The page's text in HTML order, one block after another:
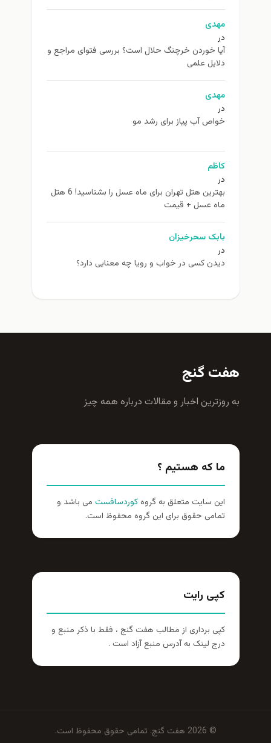
مهدی
در
آیا خوردن خرچنگ حلال است؟ بررسی فتوای مراجع و
دلایل علمی
مهدی
در
خواص آب پیاز برای رشد مو
کاظم
در
بهترین هتل تهران برای ماه عسل را بشناسید! 6 هتل
ماه عسل + قیمت
بابک سحرخیزان
در
دیدن کسی در خواب و رویا چه معنایی دارد؟
هفت گنج
به روزترين اخبار و مقالات درباره همه چيز
ما که هستیم ؟
این سایت متعلق به گروهکوردسافست می باشد و
تمامی حقوق برای این گروه محفوظ است.
کپی رایت
کپی برداری از مطالب هفت گنج ، فقط با ذکر منبع و
درج لینک به آدرس منبع آزاد است .
© 2026 هفت گنج. تمامی حقوق محفوظ است.